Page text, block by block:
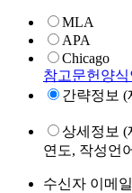
MLA
APA
Chicago
참고문헌양식
간략정보 (
상세정보 (
연도, 작성언
수신자 이메일